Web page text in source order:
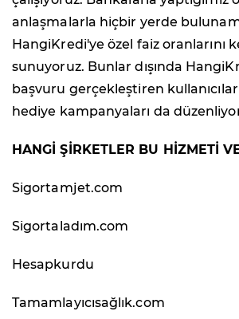
anlaşmalarla hiçbir yerde
HangiKredi'ye özel faiz oranlarını
sunuyoruz. Bunlar dışında
başvuru gerçekleştiren
hediye kampanyaları da
HANGİ ŞİRKETLER BU HİZMETİ
Sigortamjet.com
Sigortaladım.com
Hesapkurdu
Tamamlayıcısağlık.com